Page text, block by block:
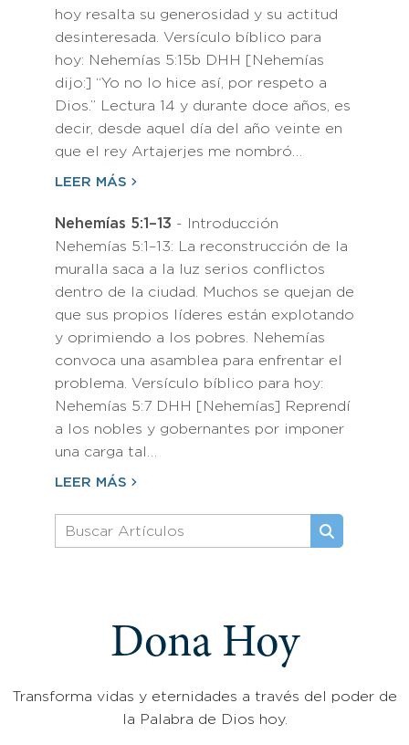
hoy resalta su generosidad y su actitud
desinteresada. Versículo bíblico para
hoy: Nehemías 5:15b DHH [Nehemías
dijo:] “Yo no lo hice así, por respeto a
Dios.” Lectura 14 y durante doce años, es
decir, desde aquel día del año veinte en
que el rey Artajerjes me nombró…
LEER MÁS
Nehemías 5:1–13 - Introducción
Nehemías 5:1–13: La reconstrucción de la
muralla saca a la luz serios conflictos
dentro de la ciudad. Muchos se quejan de
que sus propios líderes están explotando
y oprimiendo a los pobres. Nehemías
convoca una asamblea para enfrentar el
problema. Versículo bíblico para hoy:
Nehemías 5:7 DHH [Nehemías] Reprendí
a los nobles y gobernantes por imponer
una carga tal…
LEER MÁS
Dona Hoy
Transforma vidas y eternidades a través del poder de
la Palabra de Dios hoy.